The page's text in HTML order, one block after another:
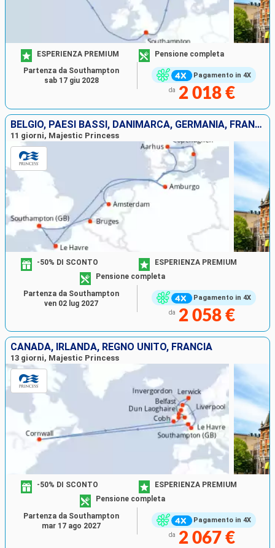
Pagamento in 4X
ESPERIENZA PREMIUM Pensione completa
da 2 018 €
Partenza da Southampton
sab 17 giu 2028
BELGIO, PAESI BASSI, DANIMARCA, GERMANIA, FRANCIA, REGNO UNITO
11 giorni, Majestic Princess
Pagamento in 4X
-50% DI SCONTO
ESPERIENZA PREMIUM
Pensione completa
da 2 058 €
Partenza da Southampton
ven 02 lug 2027
CANADA, IRLANDA, REGNO UNITO, FRANCIA
13 giorni, Majestic Princess
Pagamento in 4X
-50% DI SCONTO
ESPERIENZA PREMIUM
Pensione completa
da 2 067 €
Partenza da Southampton
mar 17 ago 2027